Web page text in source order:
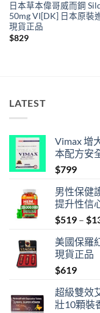
日本草本偉哥威而鋼
50mg VI[DK] 日本原裝
現貨正品
$829
LATEST
Vimax 增
本配方安
$799
男性保健
提升性信
$519 – $
美國保羅
現貨正品
$619
超級雙效
壯10顆裝